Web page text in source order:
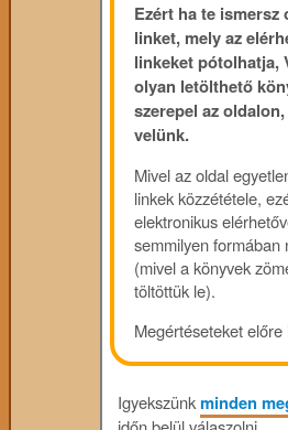
Ezért ha te ismersz
linket, mely az
linkeket pótolhatja,
olyan letölthető
szerepel az
velünk.
Mivel az oldal
linkek közzététele,
elektronikus
semmilyen formában
(mivel a könyvek
töltöttük le).
Megértéseteket előre
Igyekszünkminden